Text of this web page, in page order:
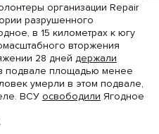
организации Repair
разрушенного
в 15 километрах к югу
вторжения
28 дней держали
подвале площадью менее
умерли в этом подвале,
ВСУ освободили Ягодное